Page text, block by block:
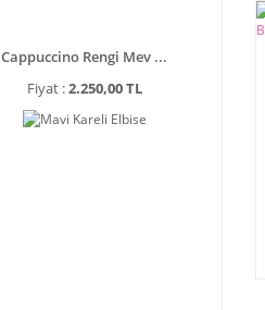
Cappuccino Rengi Mev ...
Fiyat :2.250,00 TL